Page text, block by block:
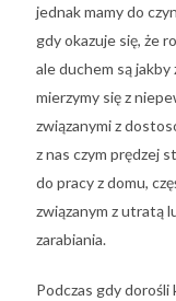
jednak mamy do
gdy okazuje się, że
ale duchem są jakby
mierzymy się z
związanymi z
z nas czym prędzej
do pracy z domu,
związanym z utratą
zarabiania.
Podczas gdy dorośli